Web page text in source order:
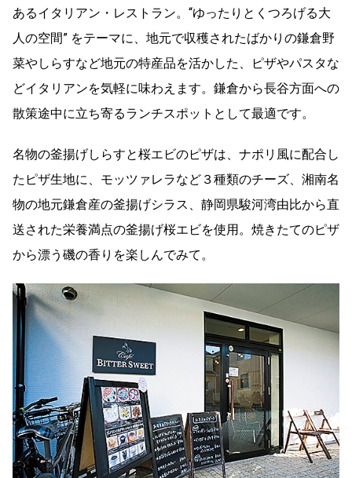
あるイタリアン・レストラン。“ゆったりとくつろげる大
人の空間” をテーマに、地元で収穫されたばかりの鎌倉野
菜やしらすなど地元の特産品を活かした、ピザやパスタな
どイタリアンを気軽に味わえます。鎌倉から長谷方面への
散策途中に立ち寄るランチスポットとして最適です。
名物の釜揚げしらすと桜エビのピザは、ナポリ風に配合し
たピザ生地に、モッツァレラなど３種類のチーズ、湘南名
物の地元鎌倉産の釜揚げシラス、静岡県駿河湾由比から直
送された栄養満点の釜揚げ桜エビを使用。焼きたてのピザ
から漂う磯の香りを楽しんでみて。